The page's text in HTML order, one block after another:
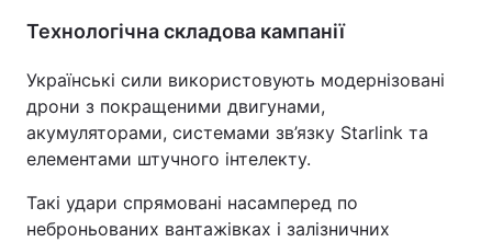
Технологічна складова кампанії
Українські сили використовують модернізовані
дрони з покращеними двигунами,
акумуляторами, системами зв’язку Starlink та
елементами штучного інтелекту.
Такі удари спрямовані насамперед по
неброньованих вантажівках і залізничних